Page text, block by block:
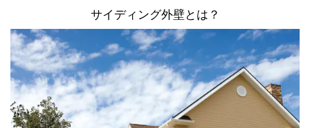
サイディング外壁とは？